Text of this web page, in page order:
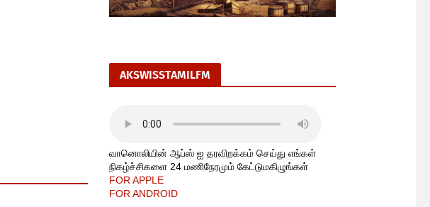
AKSWISSTAMILFM
வானொலியின் ஆப்ஸ் ஐ தரவிறக்கம் செய்து எங்கள்
நிகழ்ச்சிகளை 24 மணிநேரமும் கேட்டுமகிழுங்கள்
FOR APPLE
FOR ANDROID